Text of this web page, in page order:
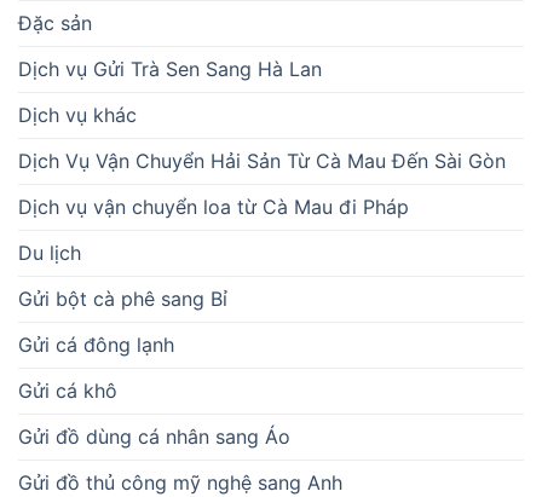
Đặc sản
Dịch vụ Gửi Trà Sen Sang Hà Lan
Dịch vụ khác
Dịch Vụ Vận Chuyển Hải Sản Từ Cà Mau Đến Sài Gòn
Dịch vụ vận chuyển loa từ Cà Mau đi Pháp
Du lịch
Gửi bột cà phê sang Bỉ
Gửi cá đông lạnh
Gửi cá khô
Gửi đồ dùng cá nhân sang Áo
Gửi đồ thủ công mỹ nghệ sang Anh